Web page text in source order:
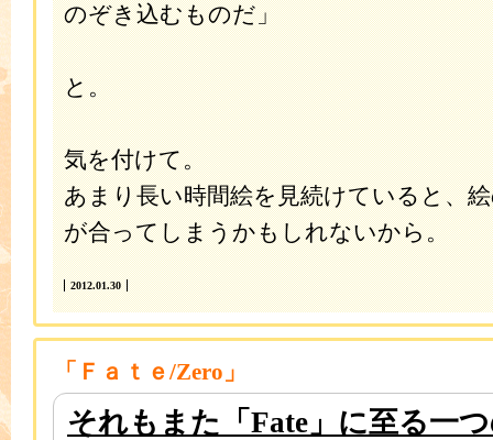
のぞき込むものだ」
と。
気を付けて。
あまり長い時間絵を見続けていると、
が合ってしまうかもしれないから。
2012.01.30
「Ｆａｔｅ/Zero」
それもまた「Fate」に至る一